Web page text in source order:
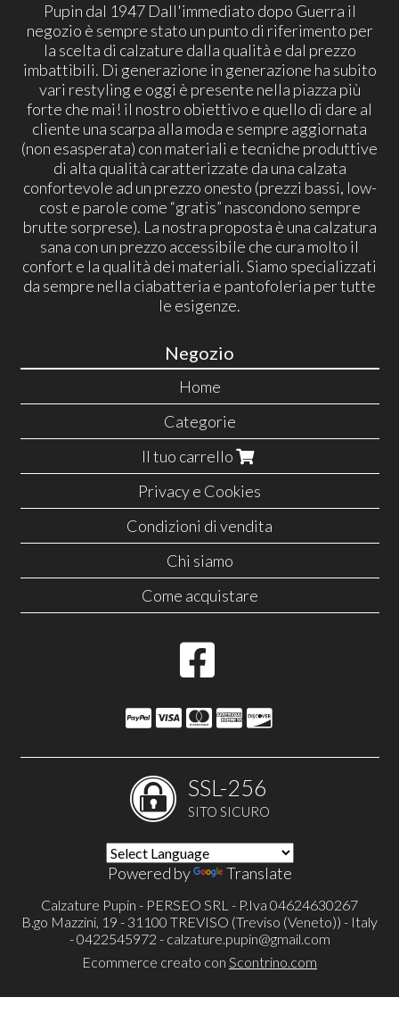
Pupin dal 1947 Dall'immediato dopo Guerra il
negozio è sempre stato un punto di riferimento per
la scelta di calzature dalla qualità e dal prezzo
imbattibili. Di generazione in generazione ha subito
vari restyling e oggi è presente nella piazza più
forte che mai! il nostro obiettivo e quello di dare al
cliente una scarpa alla moda e sempre aggiornata
(non esasperata) con materiali e tecniche produttive
di alta qualità caratterizzate da una calzata
confortevole ad un prezzo onesto (prezzi bassi, low-
cost e parole come “gratis” nascondono sempre
brutte sorprese). La nostra proposta è una calzatura
sana con un prezzo accessibile che cura molto il
confort e la qualità dei materiali. Siamo specializzati
da sempre nella ciabatteria e pantofoleria per tutte
le esigenze.
Negozio
Home
Categorie
Il tuo carrello
Privacy e Cookies
Condizioni di vendita
Chi siamo
Come acquistare
SSL-256
SITO SICURO
Powered by Translate
Calzature Pupin - PERSEO SRL - P.Iva 04624630267
B.go Mazzini, 19 - 31100 TREVISO (Treviso (Veneto)) - Italy
- 0422545972 - calzature.pupin@gmail.com
Ecommerce creato con Scontrino.com